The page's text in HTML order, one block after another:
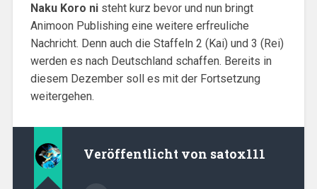
Naku Koro nisteht kurz bevor und nun bringt
Animoon Publishing eine weitere erfreuliche
Nachricht. Denn auch die Staffeln 2 (Kai) und 3 (Rei)
werden es nach Deutschland schaffen. Bereits in
diesem Dezember soll es mit der Fortsetzung
weitergehen.
Veröffentlicht von satox111